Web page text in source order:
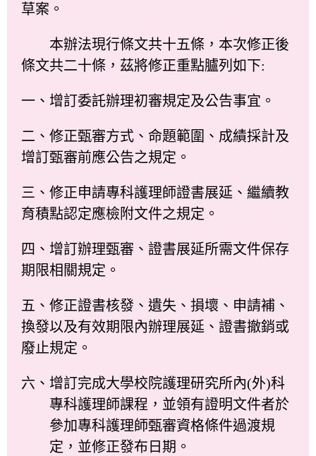
草案。
本辦法現行條文共十五條，本次修正後
條文共二十條，茲將修正重點臚列如下:
一、增訂委託辦理初審規定及公告事宜。
二、修正甄審方式、命題範圍、成績採計及
增訂甄審前應公告之規定。
三、修正申請專科護理師證書展延、繼續教
育積點認定應檢附文件之規定。
四、增訂辦理甄審、證書展延所需文件保存
期限相關規定。
五、修正證書核發、遺失、損壞、申請補、
換發以及有效期限內辦理展延、證書撤銷或
廢止規定。
六、增訂完成大學校院護理研究所內(外)科
專科護理師課程，並領有證明文件者於
參加專科護理師甄審資格條件過渡規
定，並修正發布日期。